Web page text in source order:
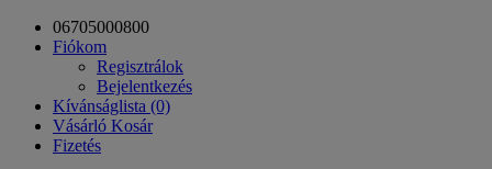
06705000800
Fiókom
Regisztrálok
Bejelentkezés
Kívánságlista (0)
Vásárló Kosár
Fizetés